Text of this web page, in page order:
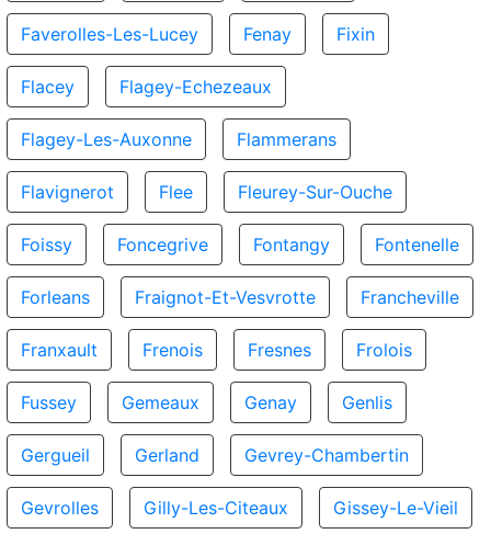
Faverolles-Les-Lucey Fenay Fixin
Flacey Flagey-Echezeaux
Flagey-Les-Auxonne Flammerans
Flavignerot Flee Fleurey-Sur-Ouche
Foissy Foncegrive Fontangy Fontenelle
Forleans Fraignot-Et-Vesvrotte Francheville
Franxault Frenois Fresnes Frolois
Fussey Gemeaux Genay Genlis
Gergueil Gerland Gevrey-Chambertin
Gevrolles Gilly-Les-Citeaux Gissey-Le-Vieil